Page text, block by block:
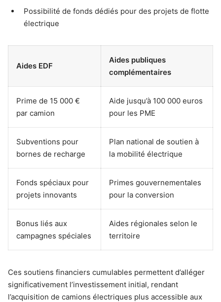
Possibilité de fonds dédiés pour des projets de flotte
électrique
Aides EDF
Aides publiques
complémentaires
Prime de 15 000 €
par camion
Aide jusqu’à 100 000 euros
pour les PME
Subventions pour
bornes de recharge
Plan national de soutien à
la mobilité électrique
Fonds spéciaux pour
projets innovants
Primes gouvernementales
pour la conversion
Bonus liés aux
campagnes spéciales
Aides régionales selon le
territoire
Ces soutiens financiers cumulables permettent d’alléger
significativement l’investissement initial, rendant
l’acquisition de camions électriques plus accessible aux